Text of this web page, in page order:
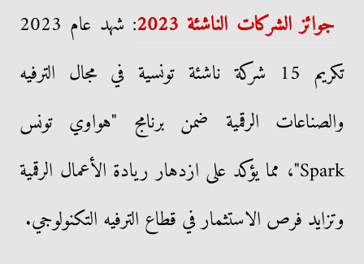
جوائز الشركات الناشئة 2023
: شهد عام 2023
تكريم 15 شركة ناشئة تونسية في مجال الترفيه
والصناعات الرقمية ضمن برنامج "هواوي تونس
Spark"، مما يؤكد على ازدهار ريادة الأعمال الرقمية
وتزايد فرص الاستثمار في قطاع الترفيه التكنولوجي.